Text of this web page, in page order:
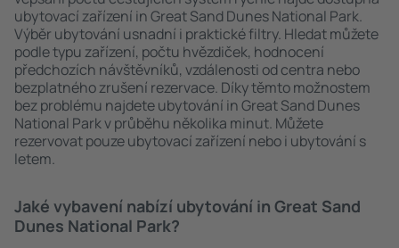
ubytovací zařízení in Great Sand Dunes National Park.
Výběr ubytování usnadní i praktické filtry. Hledat můžete
podle typu zařízení, počtu hvězdiček, hodnocení
předchozích návštěvníků, vzdálenosti od centra nebo
bezplatného zrušení rezervace. Díky těmto možnostem
bez problému najdete ubytování in Great Sand Dunes
National Park v průběhu několika minut. Můžete
rezervovat pouze ubytovací zařízení nebo i ubytování s
letem.
Jaké vybavení nabízí ubytování in Great Sand
Dunes National Park?